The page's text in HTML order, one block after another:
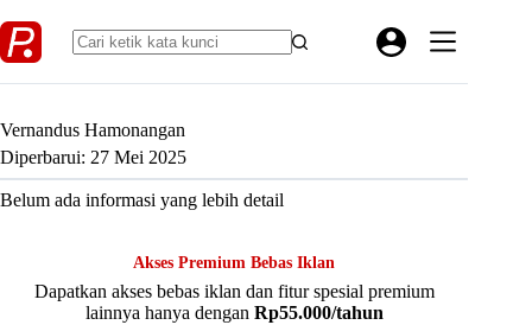
to
content
Vernandus Hamonangan
Diperbarui: 27 Mei 2025
Belum ada informasi yang lebih detail
Akses Premium Bebas Iklan
Dapatkan akses bebas iklan dan fitur spesial premium
lainnya hanya dengan Rp55.000/tahun